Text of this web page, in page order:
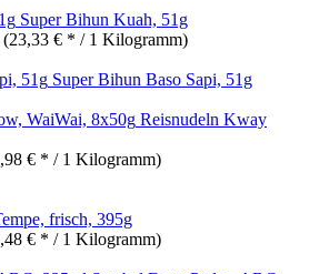
Super Bihun Kuah, 51g
(23,33 € * / 1 Kilogramm)
Super Bihun Baso Sapi, 51g
Reisnudeln Kway
€ * / 1 Kilogramm)
frisch, 395g
€ * / 1 Kilogramm)